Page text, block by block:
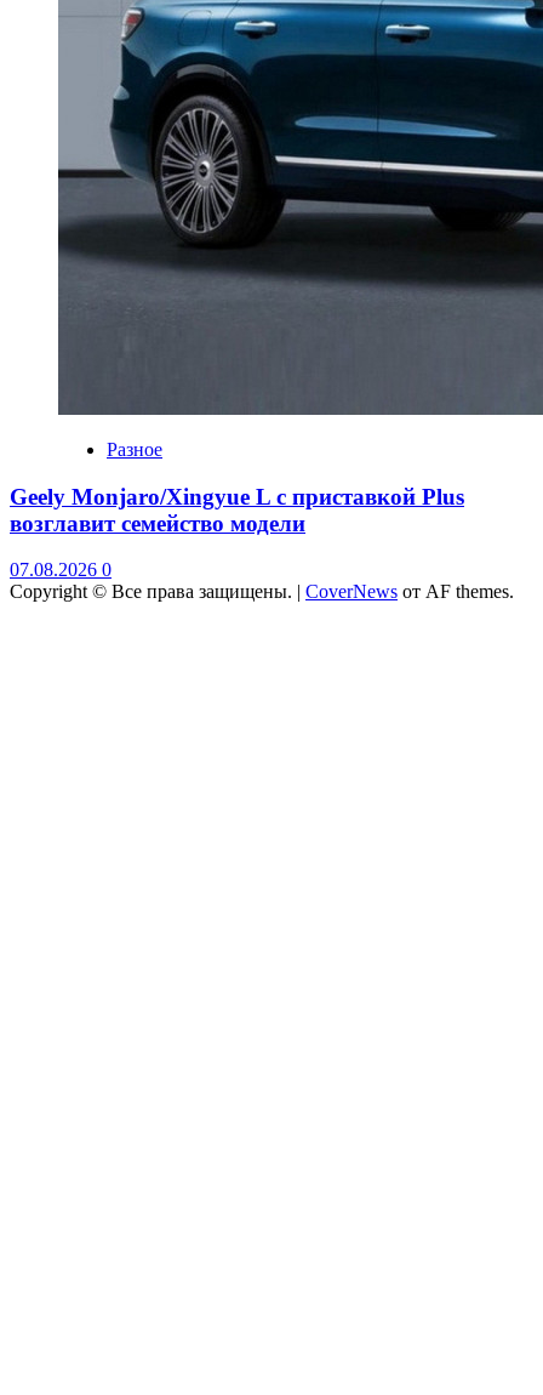
Разное
Geely Monjaro/Xingyue L с приставкой Plus
возглавит семейство модели
07.08.2026 0
Copyright © Все права защищены. | CoverNews от AF themes.